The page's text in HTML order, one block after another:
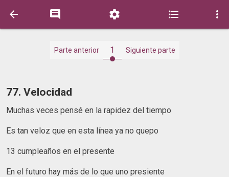
    
Parte anterior 1 Siguiente parte
77. Velocidad
Muchas veces pensé en la rapidez del tiempo
Es tan veloz que en esta línea ya no quepo
13 cumpleaños en el presente
En el futuro hay más de lo que uno presiente